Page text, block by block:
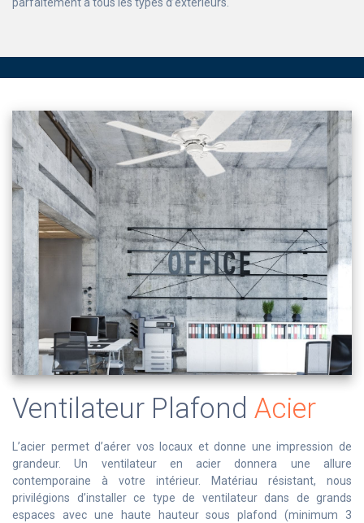
parfaitement à tous les types d’extérieurs.
Ventilateur Plafond Acier
L’acier permet d’aérer vos locaux et donne une impression de
grandeur. Un ventilateur en acier donnera une allure
contemporaine à votre intérieur. Matériau résistant, nous
privilégions d’installer ce type de ventilateur dans de grands
espaces avec une haute hauteur sous plafond (minimum 3